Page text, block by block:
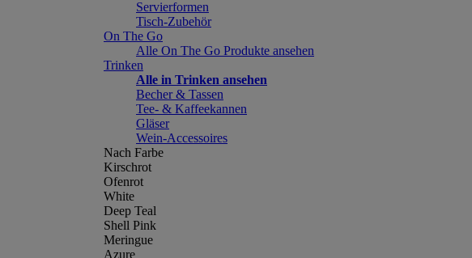
Servierformen
Tisch-Zubehör
On The Go
Alle On The Go Produkte ansehen
Trinken
Alle in Trinken ansehen
Becher & Tassen
Tee- & Kaffeekannen
Gläser
Wein-Accessoires
Nach Farbe
Kirschrot
Ofenrot
White
Deep Teal
Shell Pink
Meringue
Azure